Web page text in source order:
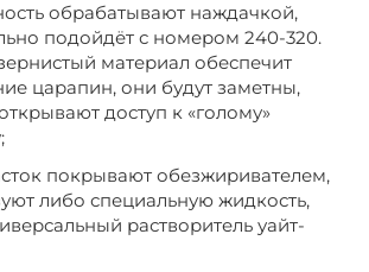
обрабатывают наждачкой,
подойдёт с номером 240-320.
материал обеспечит
царапин, они будут заметны,
доступ к «голому»
покрывают обезжиривателем,
либо специальную жидкость,
растворитель уайт-